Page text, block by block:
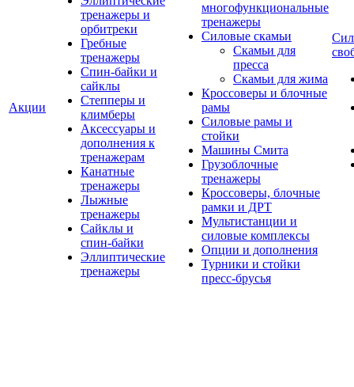
Акции
тренажеры и
орбитреки
Гребные
тренажеры
Спин-байки и
сайклы
Степперы и
климберы
Аксессуары и
дополнения к
тренажерам
Канатные
тренажеры
Лыжные
тренажеры
Сайклы и
спин-байки
Эллиптические
тренажеры
многофункциональные
тренажеры
Силовые скамьи
Скамьи для
пресса
Скамьи для жима
Кроссоверы и блочные
рамы
Силовые рамы и
стойки
Машины Смита
Грузоблочные
тренажеры
Кроссоверы, блочные
рамки и ДРТ
Мультистанции и
силовые комплексы
Опции и дополнения
Турники и стойки
пресс-брусья